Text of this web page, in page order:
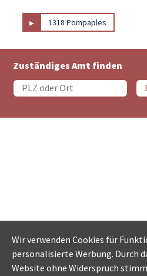
▸ 1318 Pompaples
Zuständiges Amt finden
Wir verwenden Cookies für
personalisierte Werbung. Durch
Website ohne Widerspruch